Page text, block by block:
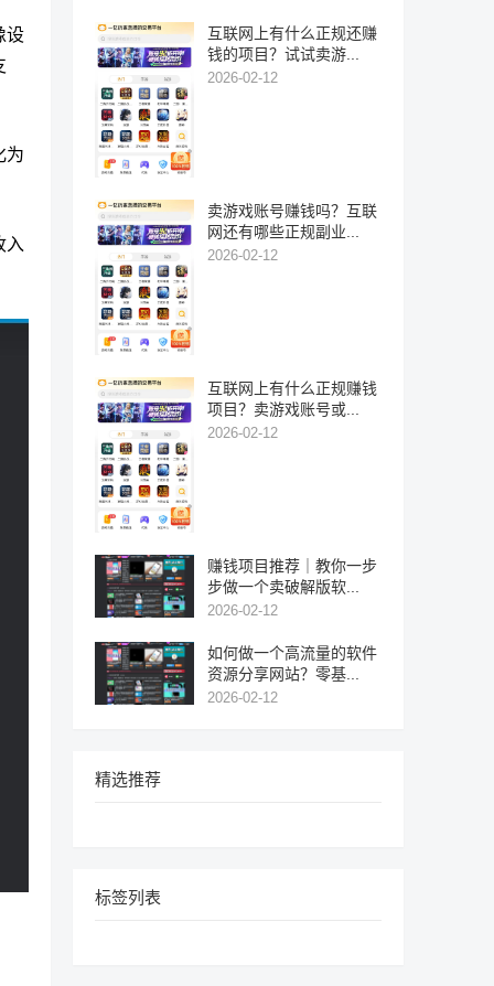
设
为
入
互联网上有什么正规还赚
钱的项目？试试卖游...
2026-02-12
卖游戏账号赚钱吗？互联
网还有哪些正规副业...
2026-02-12
互联网上有什么正规赚钱
项目？卖游戏账号或...
2026-02-12
赚钱项目推荐｜教你一步
步做一个卖破解版软...
2026-02-12
如何做一个高流量的软件
资源分享网站？零基...
2026-02-12
精选推荐
标签列表